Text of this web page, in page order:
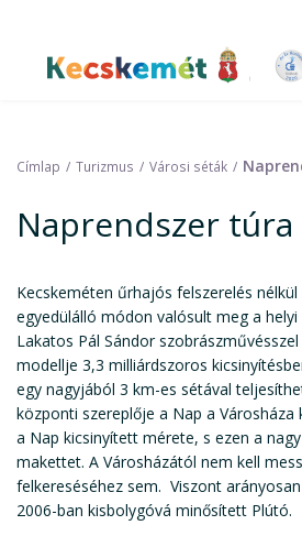
tartalomra
Kecskemét Város
Címlap Turizmus Városi séták
Naprendszer túra
Kecskeméten űrhajós felszerelés
egyedülálló módon valósult meg a
Lakatos Pál Sándor
modellje 3,3 milliárdszoros
egy nagyjából 3 km-es sétával
központi szereplője a Nap a
a Nap kicsinyített mérete, s ezen a
makettet. A Városházától nem kell
felkereséséhez sem. Viszont
2006-ban kisbolygóvá minősített Plútó.